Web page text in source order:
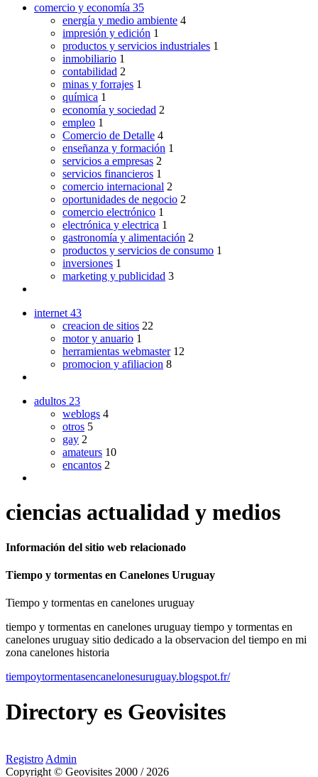
comercio y economía 35
energía y medio ambiente 4
impresión y edición 1
productos y servicios industriales 1
inmobiliario 1
contabilidad 2
minas y forrajes 1
química 1
economía y sociedad 2
empleo 1
Comercio de Detalle 4
enseñanza y formación 1
servicios a empresas 2
servicios financieros 1
comercio internacional 2
oportunidades de negocio 2
comercio electrónico 1
electrónica y electrica 1
gastronomía y alimentación 2
productos y servicios de consumo 1
inversiones 1
marketing y publicidad 3
internet 43
creacion de sitios 22
motor y anuario 1
herramientas webmaster 12
promocion y afiliacion 8
adultos 23
weblogs 4
otros 5
gay 2
amateurs 10
encantos 2
ciencias actualidad y medios
Información del sitio web relacionado
Tiempo y tormentas en Canelones Uruguay
Tiempo y tormentas en canelones uruguay
tiempo y tormentas en canelones uruguay tiempo y tormentas en
canelones uruguay sitio dedicado a la observacion del tiempo en mi
zona canelones historia
tiempoytormentasencanelonesuruguay.blogspot.fr/
Directory es Geovisites
Registro Admin
Copyright © Geovisites 2000 / 2026